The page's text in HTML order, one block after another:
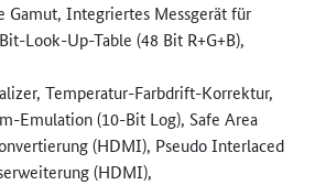
Gamut, Integriertes Messgerät für
Look-Up-Table (48 Bit R+G+B),
Temperatur-Farbdrift-Korrektur­,
Emulation (10-Bit Log), Safe Area
(HDMI), Pseudo Interlaced
(HDMI),